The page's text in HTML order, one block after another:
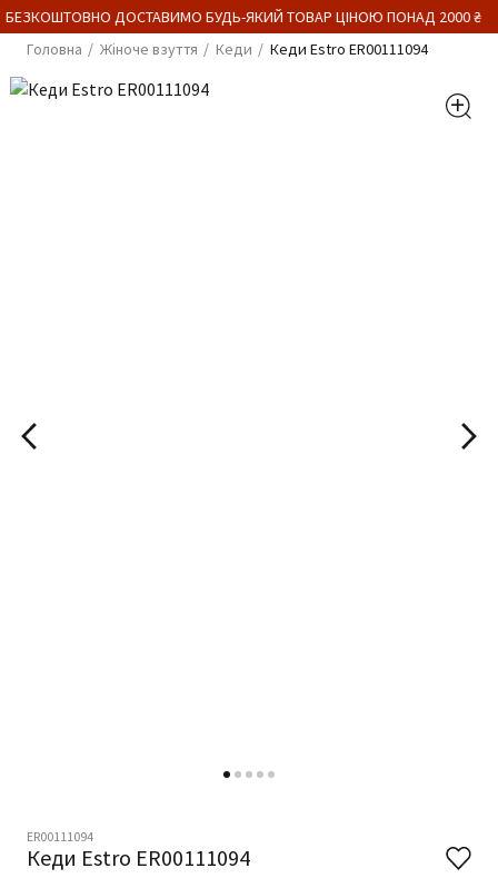
ДОСТАВИМО БУДЬ-ЯКИЙ ТОВАР ЦІНОЮ ПОНАД 2000 ₴
Головна
Жіноче взуття Кеди Кеди Estro ER00111094
ER00111094
Кеди Estro ER00111094